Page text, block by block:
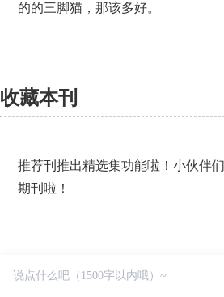
的的三脚猫，那该多好。
收藏本刊
推荐刊推出精选集功能啦！小伙伴
期刊啦！